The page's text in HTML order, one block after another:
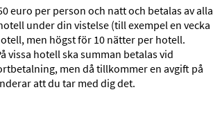
euro per person och natt och betalas av alla
under din vistelse (till exempel en vecka
men högst för 10 nätter per hotell.
vissa hotell ska summan betalas vid
men då tillkommer en avgift på
att du tar med dig det.